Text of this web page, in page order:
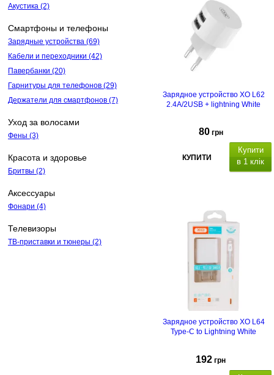
Акустика (2)
Смартфоны и телефоны
Зарядные устройства (69)
Кабели и переходники (42)
Павербанки (20)
Гарнитуры для телефонов (29)
Держатели для смартфонов (7)
Уход за волосами
Фены (3)
Красота и здоровье
Бритвы (2)
Аксессуары
Фонари (4)
Телевизоры
ТВ-приставки и тюнеры (2)
Зарядное устройство XO L62
2.4A/2USB + lightning White
80 грн
КУПИТИ
Купити
в 1 клік
Зарядное устройство XO L64
Type-C to Lightning White
192 грн